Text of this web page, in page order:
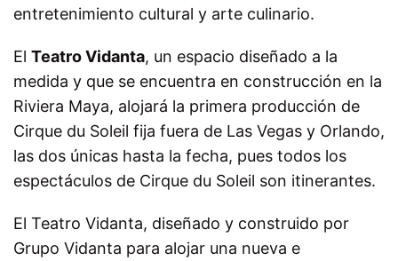
entretenimiento cultural y arte culinario.
El Teatro Vidanta, un espacio diseñado a la
medida y que se encuentra en construcción en la
Riviera Maya, alojará la primera producción de
Cirque du Soleil fija fuera de Las Vegas y Orlando,
las dos únicas hasta la fecha, pues todos los
espectáculos de Cirque du Soleil son itinerantes.
El Teatro Vidanta, diseñado y construido por
Grupo Vidanta para alojar una nueva e